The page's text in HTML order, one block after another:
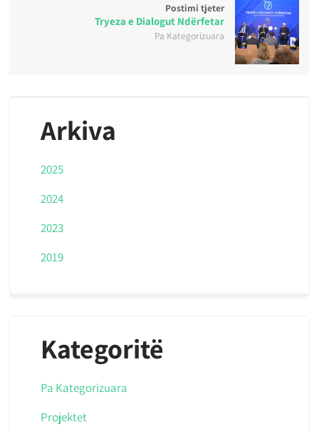
Postimi tjeter
Tryeza e Dialogut Ndërfetar
Pa Kategorizuara
Arkiva
2025
2024
2023
2019
Kategoritë
Pa Kategorizuara
Projektet